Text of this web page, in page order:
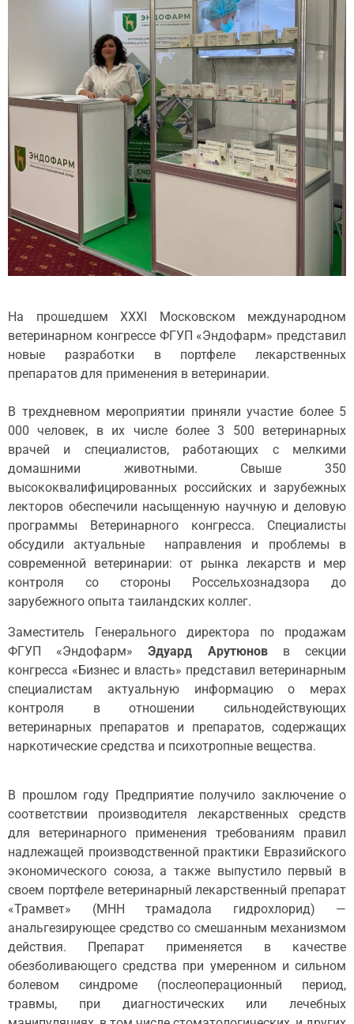
На прошедшем XXXI Московском международном
ветеринарном конгрессе ФГУП «Эндофарм» представил
новые разработки в портфеле лекарственных
препаратов для применения в ветеринарии.
В трехдневном мероприятии приняли участие более 5
000 человек, в их числе более 3 500 ветеринарных
врачей и специалистов, работающих с мелкими
домашними животными. Свыше 350
высококвалифицированных российских и зарубежных
лекторов обеспечили насыщенную научную и деловую
программы Ветеринарного конгресса. Специалисты
обсудили актуальные направления и проблемы в
современной ветеринарии: от рынка лекарств и мер
контроля со стороны Россельхознадзора до
зарубежного опыта таиландских коллег.
Заместитель Генерального директора по продажам
ФГУП «Эндофарм»Эдуард Арутюновв секции
конгресса «Бизнес и власть» представил ветеринарным
специалистам актуальную информацию о мерах
контроля в отношении сильнодействующих
ветеринарных препаратов и препаратов, содержащих
наркотические средства и психотропные вещества.
В прошлом году Предприятие получило заключение о
соответствии производителя лекарственных средств
для ветеринарного применения требованиям правил
надлежащей производственной практики Евразийского
экономического союза, а также выпустило первый в
своем портфеле ветеринарный лекарственный препарат
«Трамвет» (МНН трамадола гидрохлорид) —
анальгезирующее средство со смешанным механизмом
действия. Препарат применяется в качестве
обезболивающего средства при умеренном и сильном
болевом синдроме (послеоперационный период,
травмы, при диагностических или лечебных